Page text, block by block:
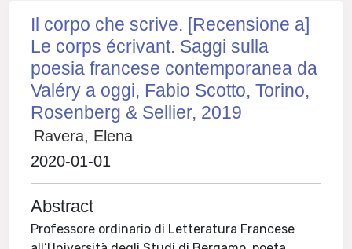
Il corpo che scrive. [Recensione a]
Le corps écrivant. Saggi sulla
poesia francese contemporanea da
Valéry a oggi, Fabio Scotto, Torino,
Rosenberg & Sellier, 2019
Ravera, Elena
2020-01-01
Abstract
Professore ordinario di Letteratura Francese